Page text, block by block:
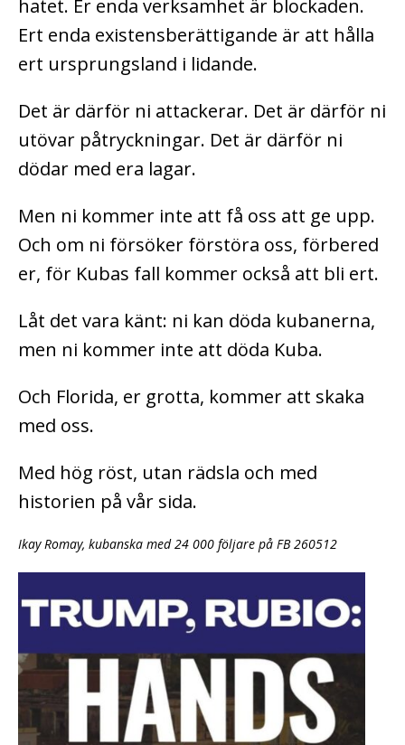
hatet. Er enda verksamhet är blockaden.
Ert enda existensberättigande är att hålla
ert ursprungsland i lidande.
Det är därför ni attackerar. Det är därför ni
utövar påtryckningar. Det är därför ni
dödar med era lagar.
Men ni kommer inte att få oss att ge upp.
Och om ni försöker förstöra oss, förbered
er, för Kubas fall kommer också att bli ert.
Låt det vara känt: ni kan döda kubanerna,
men ni kommer inte att döda Kuba.
Och Florida, er grotta, kommer att skaka
med oss.
Med hög röst, utan rädsla och med
historien på vår sida.
Ikay Romay, kubanska med 24 000 följare på FB 260512